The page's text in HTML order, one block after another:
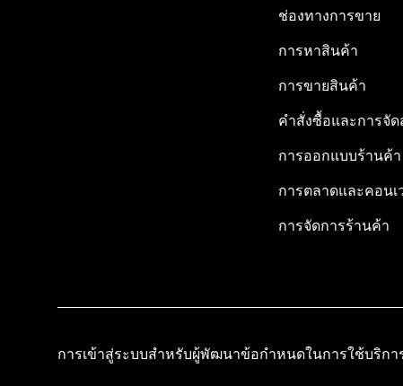
ช่องทางการขาย
การหาสินค้า
การขายสินค้า
คำสั่งซื้อและการจัด
การออกแบบร้านค้า
การตลาดและคอน
การจัดการร้านค้า
การเข้าสู่ระบบสำหรับผู้พัฒนาข้อกำหนดในการใช้บริกา